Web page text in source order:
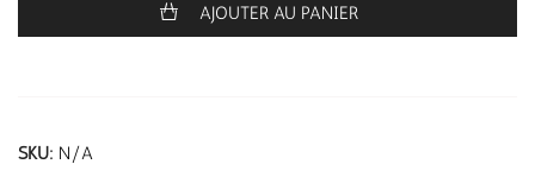
AJOUTER AU PANIER
SKU: N/A